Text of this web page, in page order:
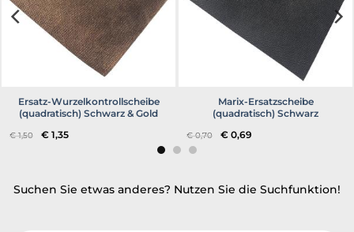
Ersatz-Wurzelkontrollscheibe
(quadratisch) Schwarz & Gold
€1,50 Ursprünglicher
Preis
€ 1,35Aktueller
Marix-Ersatzscheibe
(quadratisch) Schwarz
€0,70 Ursprünglicher
Preis
€ 0,69
Suchen Sie etwas anderes? Nutzen Sie die Suchfunktion!